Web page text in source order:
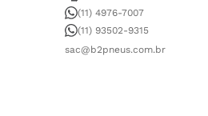
(11) 4976-7007
(11) 93502-9315
sac@b2pneus.com.br